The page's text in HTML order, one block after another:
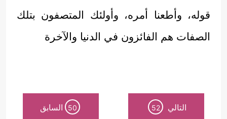
قوله، وأطعنا أمره، وأولئك المتصفون بتلك
الصفات هم الفائزون في الدنيا والآخرة
التالي 52
50 السابق